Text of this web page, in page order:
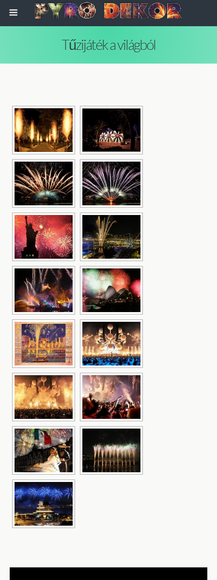
Tűzijáték a világból